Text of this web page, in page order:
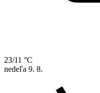
23/11 °C
nedeľa 9. 8.